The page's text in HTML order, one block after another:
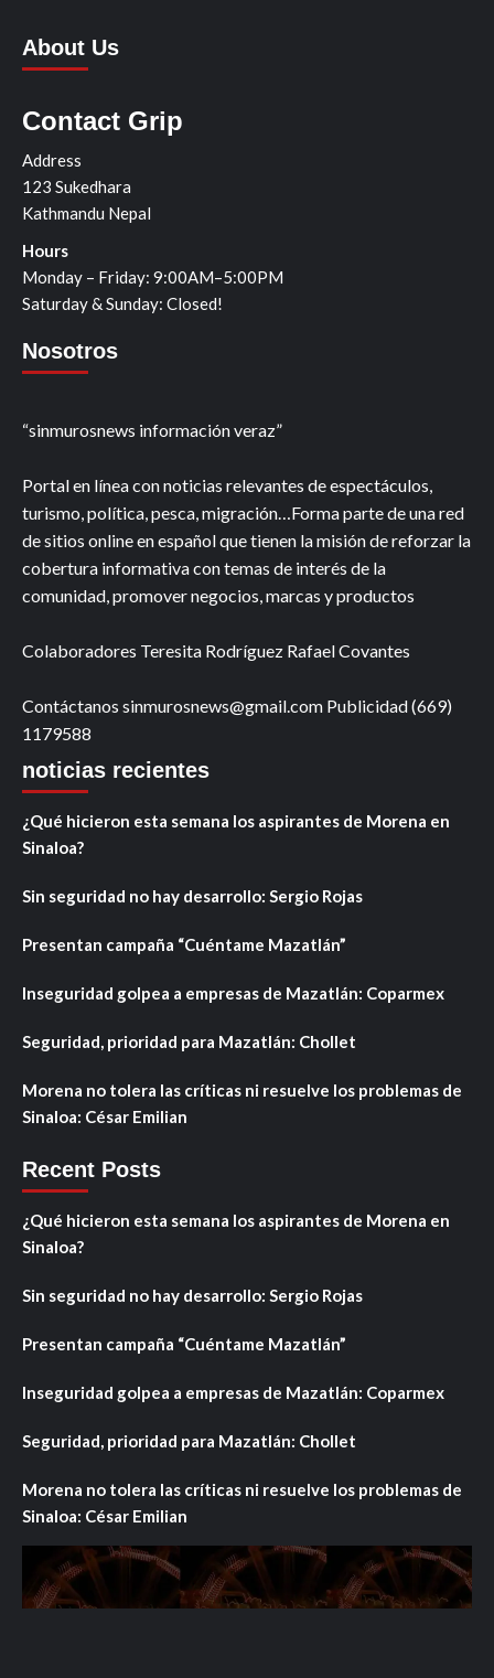
About Us
Contact Grip
Address
123 Sukedhara
Kathmandu Nepal
Hours
Monday – Friday: 9:00AM–5:00PM
Saturday & Sunday: Closed!
Nosotros
“sinmurosnews información veraz”
Portal en línea con noticias relevantes de espectáculos,
turismo, política, pesca, migración…Forma parte de una red
de sitios online en español que tienen la misión de reforzar la
cobertura informativa con temas de interés de la
comunidad, promover negocios, marcas y productos
Colaboradores Teresita Rodríguez Rafael Covantes
Contáctanos sinmurosnews@gmail.com Publicidad (669)
1179588
noticias recientes
¿Qué hicieron esta semana los aspirantes de Morena en
Sinaloa?
Sin seguridad no hay desarrollo: Sergio Rojas
Presentan campaña “Cuéntame Mazatlán”
Inseguridad golpea a empresas de Mazatlán: Coparmex
Seguridad, prioridad para Mazatlán: Chollet
Morena no tolera las críticas ni resuelve los problemas de
Sinaloa: César Emilian
Recent Posts
¿Qué hicieron esta semana los aspirantes de Morena en
Sinaloa?
Sin seguridad no hay desarrollo: Sergio Rojas
Presentan campaña “Cuéntame Mazatlán”
Inseguridad golpea a empresas de Mazatlán: Coparmex
Seguridad, prioridad para Mazatlán: Chollet
Morena no tolera las críticas ni resuelve los problemas de
Sinaloa: César Emilian